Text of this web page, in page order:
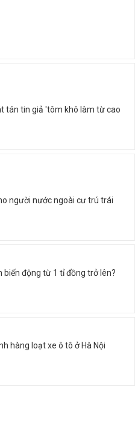
tán tin giả 'tôm khô làm từ cao
người nước ngoài cư trú trái
biến động từ 1 tỉ đồng trở lên?
hàng loạt xe ô tô ở Hà Nội